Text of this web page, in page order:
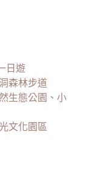
日遊
森林步道
生態公園、小
文化園區